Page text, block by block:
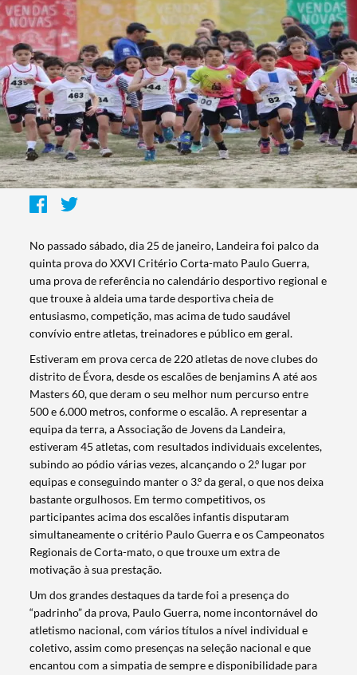
No passado sábado, dia 25 de janeiro, Landeira foi palco da
quinta prova do XXVI Critério Corta-mato Paulo Guerra,
uma prova de referência no calendário desportivo regional e
que trouxe à aldeia uma tarde desportiva cheia de
entusiasmo, competição, mas acima de tudo saudável
convívio entre atletas, treinadores e público em geral.
Estiveram em prova cerca de 220 atletas de nove clubes do
distrito de Évora, desde os escalões de benjamins A até aos
Masters 60, que deram o seu melhor num percurso entre
500 e 6.000 metros, conforme o escalão. A representar a
equipa da terra, a Associação de Jovens da Landeira,
estiveram 45 atletas, com resultados individuais excelentes,
subindo ao pódio várias vezes, alcançando o 2.º lugar por
equipas e conseguindo manter o 3.º da geral, o que nos deixa
bastante orgulhosos. Em termo competitivos, os
participantes acima dos escalões infantis disputaram
simultaneamente o critério Paulo Guerra e os Campeonatos
Regionais de Corta-mato, o que trouxe um extra de
motivação à sua prestação.
Um dos grandes destaques da tarde foi a presença do
“padrinho” da prova, Paulo Guerra, nome incontornável do
atletismo nacional, com vários títulos a nível individual e
coletivo, assim como presenças na seleção nacional e que
encantou com a simpatia de sempre e disponibilidade para